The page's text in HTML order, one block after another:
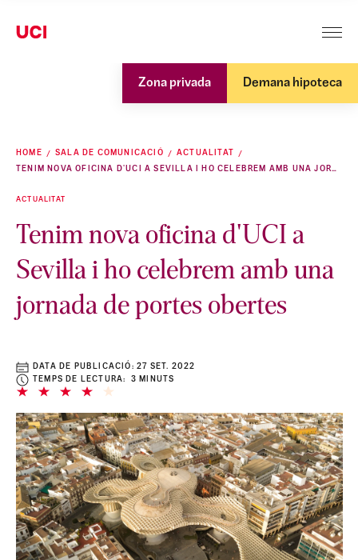
Zona privada Demana hipoteca
HOME SALA DE COMUNICACIÓ
ACTUALITAT
TENIM NOVA OFICINA D'UCI A SEVILLA I HO CELEBREM AMB UNA JORNADA DE PORTES OBERTES
ACTUALITAT
Tenim nova oficina d'UCI a
Sevilla i ho celebrem amb una
jornada de portes obertes
DATA DE PUBLICACIÓ: 27 SET. 2022
TEMPS DE LECTURA: 3 MINUTS